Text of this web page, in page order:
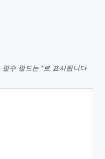
필수 필드는 *로 표시됩니다